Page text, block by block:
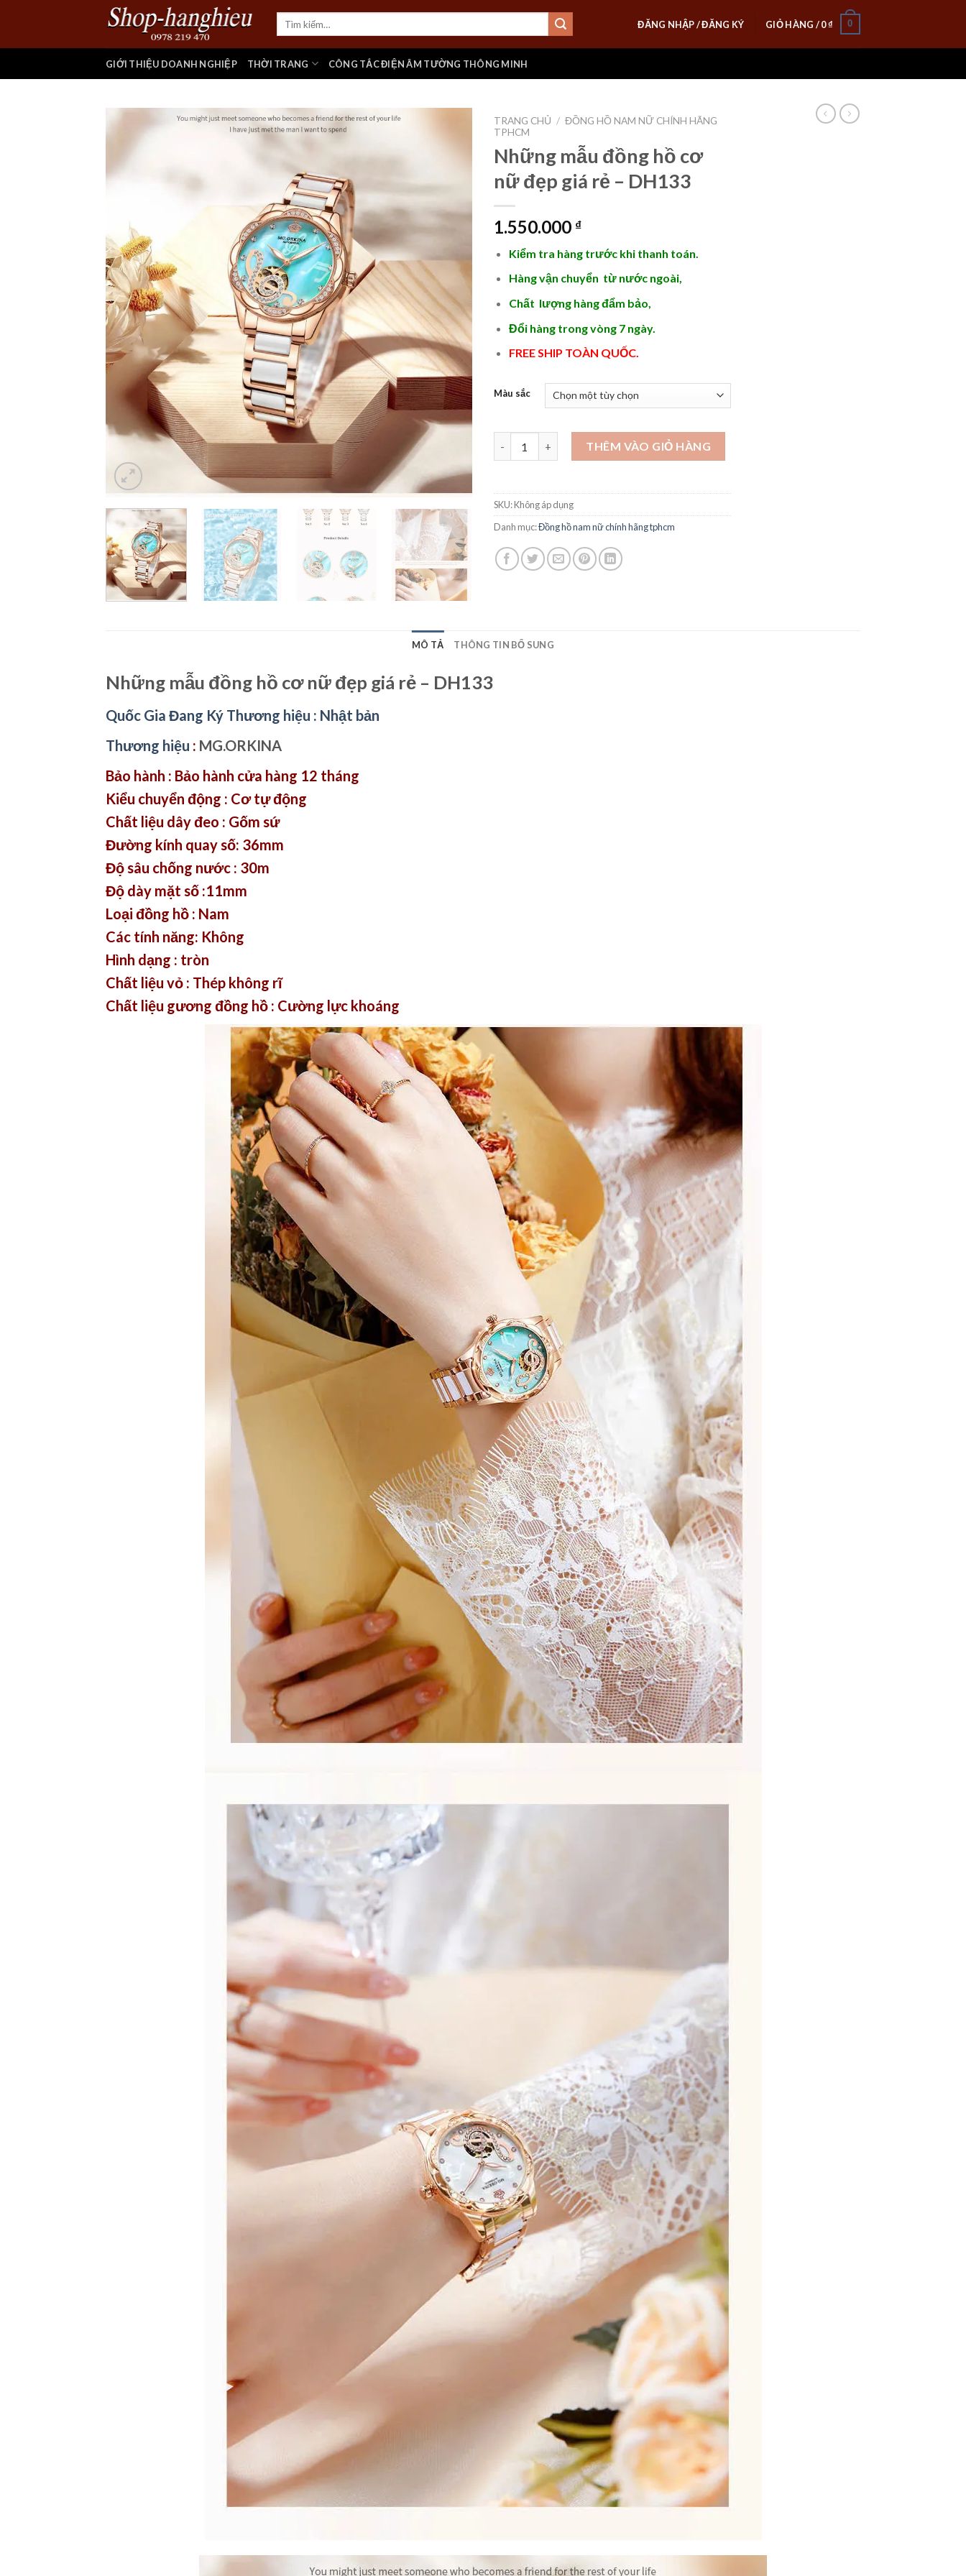
ĐĂNG NHẬP / ĐĂNG KÝ GIỎ HÀNG /0₫ 0
GIỚI THIỆU DOANH NGHIỆP THỜI TRANG CÔNG TẮC ĐIỆN ÂM TƯỜNG THÔNG MINH
wishlist
TRANG CHỦ / ĐỒNG HỒ NAM NỮ CHÍNH HÃNG
TPHCM
Những mẫu đồng hồ cơ
nữ đẹp giá rẻ – DH133
1.550.000 ₫
Kiểm tra hàng trước khi thanh toán.
Hàng vận chuyển từ nước ngoài,
Chất lượng hàng đẩm bảo,
Đổi hàng trong vòng 7 ngày.
FREE SHIP TOÀN QUỐC.
Màu sắc
Những mẫu đồng hồ cơ nữ đẹp giá rẻ - DH133 số lượng
THÊM VÀO GIỎ HÀNG
SKU:Không áp dụng
Danh mục:Đồng hồ nam nữ chính hãng tphcm
MÔ TẢ THÔNG TIN BỔ SUNG
Những mẫu đồng hồ cơ nữ đẹp giá rẻ – DH133
Quốc Gia Đang Ký Thương hiệu : Nhật bản
Thương hiệu : MG.ORKINA
Bảo hành : Bảo hành cửa hàng 12 tháng
Kiểu chuyển động : Cơ tự động
Chất liệu dây đeo : Gốm sứ
Đường kính quay số: 36mm
Độ sâu chống nước : 30m
Độ dày mặt số :11mm
Loại đồng hồ : Nam
Các tính năng: Không
Hình dạng : tròn
Chất liệu vỏ : Thép không rĩ
Chất liệu gương đồng hồ : Cường lực khoáng